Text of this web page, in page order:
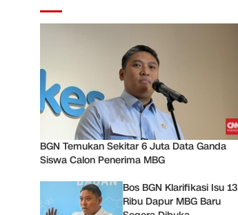
BGN Temukan Sekitar 6 Juta Data Ganda
Siswa Calon Penerima MBG
Bos BGN Klarifikasi Isu 13
Ribu Dapur MBG Baru